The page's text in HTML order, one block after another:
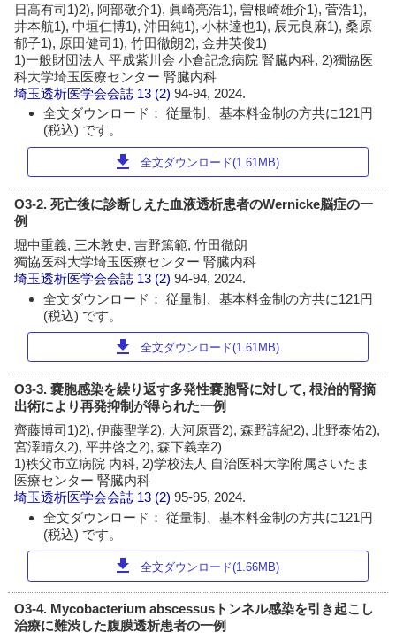
日高有司1)2), 阿部敬介1), 眞崎亮浩1), 曽根崎雄介1), 菅浩1),
井本航1), 中垣仁博1), 沖田純1), 小林達也1), 辰元良麻1), 桑原
郁子1), 原田健司1), 竹田徹朗2), 金井英俊1)
1)一般財団法人 平成紫川会 小倉記念病院 腎臓内科, 2)獨協医
科大学埼玉医療センター 腎臓内科
埼玉透析医学会会誌 13 (2)94-94, 2024.
全文ダウンロード： 従量制、基本料金制の方共に121円
(税込) です。
download 全文ダウンロード(1.61MB)
O3-2. 死亡後に診断しえた血液透析患者のWernicke脳症の一
例
堀中重義, 三木敦史, 吉野篤範, 竹田徹朗
獨協医科大学埼玉医療センター 腎臓内科
埼玉透析医学会会誌 13 (2)94-94, 2024.
全文ダウンロード： 従量制、基本料金制の方共に121円
(税込) です。
download 全文ダウンロード(1.61MB)
O3-3. 嚢胞感染を繰り返す多発性嚢胞腎に対して, 根治的腎摘
出術により再発抑制が得られた一例
齊藤博司1)2), 伊藤聖学2), 大河原晋2), 森野諄紀2), 北野泰佑2),
宮澤晴久2), 平井啓之2), 森下義幸2)
1)秩父市立病院 内科, 2)学校法人 自治医科大学附属さいたま
医療センター 腎臓内科
埼玉透析医学会会誌 13 (2)95-95, 2024.
全文ダウンロード： 従量制、基本料金制の方共に121円
(税込) です。
download 全文ダウンロード(1.66MB)
O3-4. Mycobacterium abscessusトンネル感染を引き起こし
治療に難渋した腹膜透析患者の一例